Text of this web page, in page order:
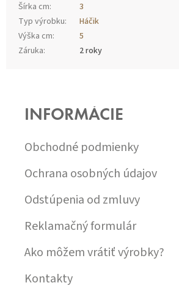
Šírka cm:
3
Typ výrobku:
Háčik
Výška cm:
5
Záruka:
2 roky
INFORMÁCIE
Obchodné podmienky
Ochrana osobných údajov
Odstúpenia od zmluvy
Reklamačný formulár
Ako môžem vrátiť výrobky?
Kontakty